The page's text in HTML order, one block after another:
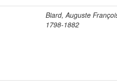
Biard, Auguste
1798-1882